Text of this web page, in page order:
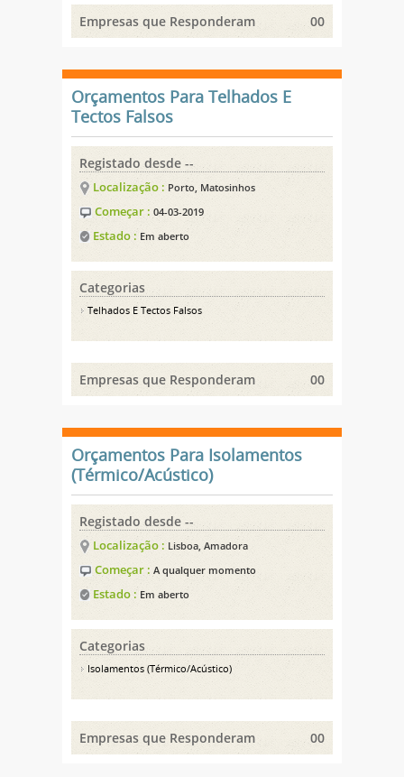
Empresas que Responderam 00
Orçamentos Para Telhados E
Tectos Falsos
Registado desde --
Localização : Porto, Matosinhos
Começar : 04-03-2019
Estado : Em aberto
Categorias
Telhados E Tectos Falsos
Empresas que Responderam 00
Orçamentos Para Isolamentos
(Térmico/Acústico)
Registado desde --
Localização : Lisboa, Amadora
Começar : A qualquer momento
Estado : Em aberto
Categorias
Isolamentos (Térmico/Acústico)
Empresas que Responderam 00